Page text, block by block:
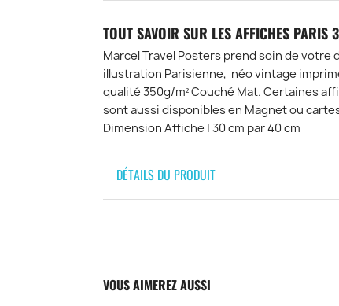
TOUT SAVOIR SUR LES AFFICHES
Marcel Travel Posters prend soin de votre
illustration Parisienne, néo vintage
qualité 350g/m² Couché Mat. Certaines
sont aussi disponibles en Magnet ou
Dimension Affiche | 30 cm par 40 cm
DÉTAILS DU PRODUIT
VOUS AIMEREZ AUSSI